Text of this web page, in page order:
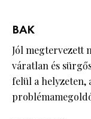
BAK
Jól megtervezett
váratlan és
felül a helyzeten,